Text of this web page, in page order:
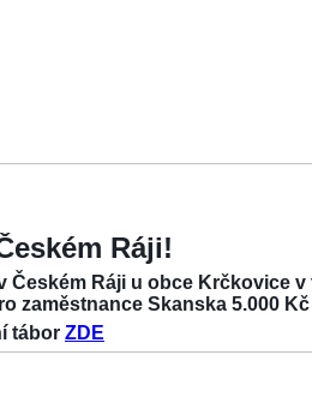
Ráji!
Českém Ráji u obce Krčkovice
zaměstnance Skanska 5.000
tábor ZDE